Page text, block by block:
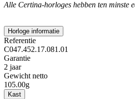
Alle Certina-horloges hebben ten minste
Horloge informatie
Referentie
C047.452.17.081.01
Garantie
2 jaar
Gewicht netto
105.00g
Kast